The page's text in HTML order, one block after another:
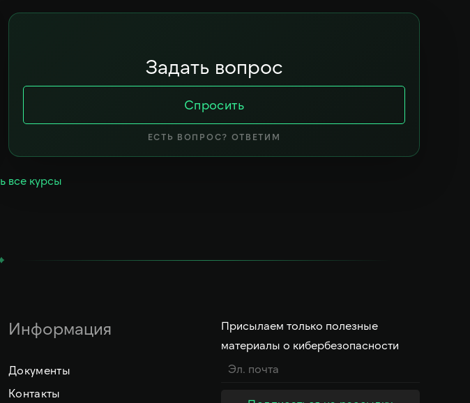
Задать вопрос
Спросить
ЕСТЬ ВОПРОС? ОТВЕТИМ
все курсы
Информация
Документы
Контакты
Присылаем только полезные
материалы о кибербезопасности